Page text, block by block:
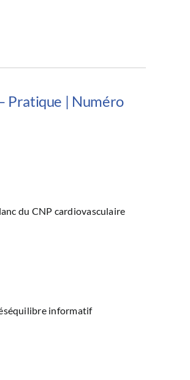
Pratique | Numéro
du CNP cardiovasculaire
informatif